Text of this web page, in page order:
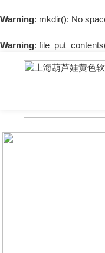
Warning: mkdir(): No
Warning: